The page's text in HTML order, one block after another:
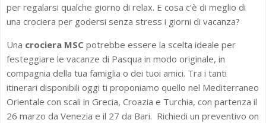
per regalarsi qualche giorno di relax. E cosa c’è di meglio di
una crociera per godersi senza stress i giorni di vacanza?
Una crociera MSC potrebbe essere la scelta ideale per
festeggiare le vacanze di Pasqua in modo originale, in
compagnia della tua famiglia o dei tuoi amici. Tra i tanti
itinerari disponibili oggi ti proponiamo quello nel Mediterraneo
Orientale con scali in Grecia, Croazia e Turchia, con partenza il
26 marzo da Venezia e il 27 da Bari. Richiedi un preventivo on